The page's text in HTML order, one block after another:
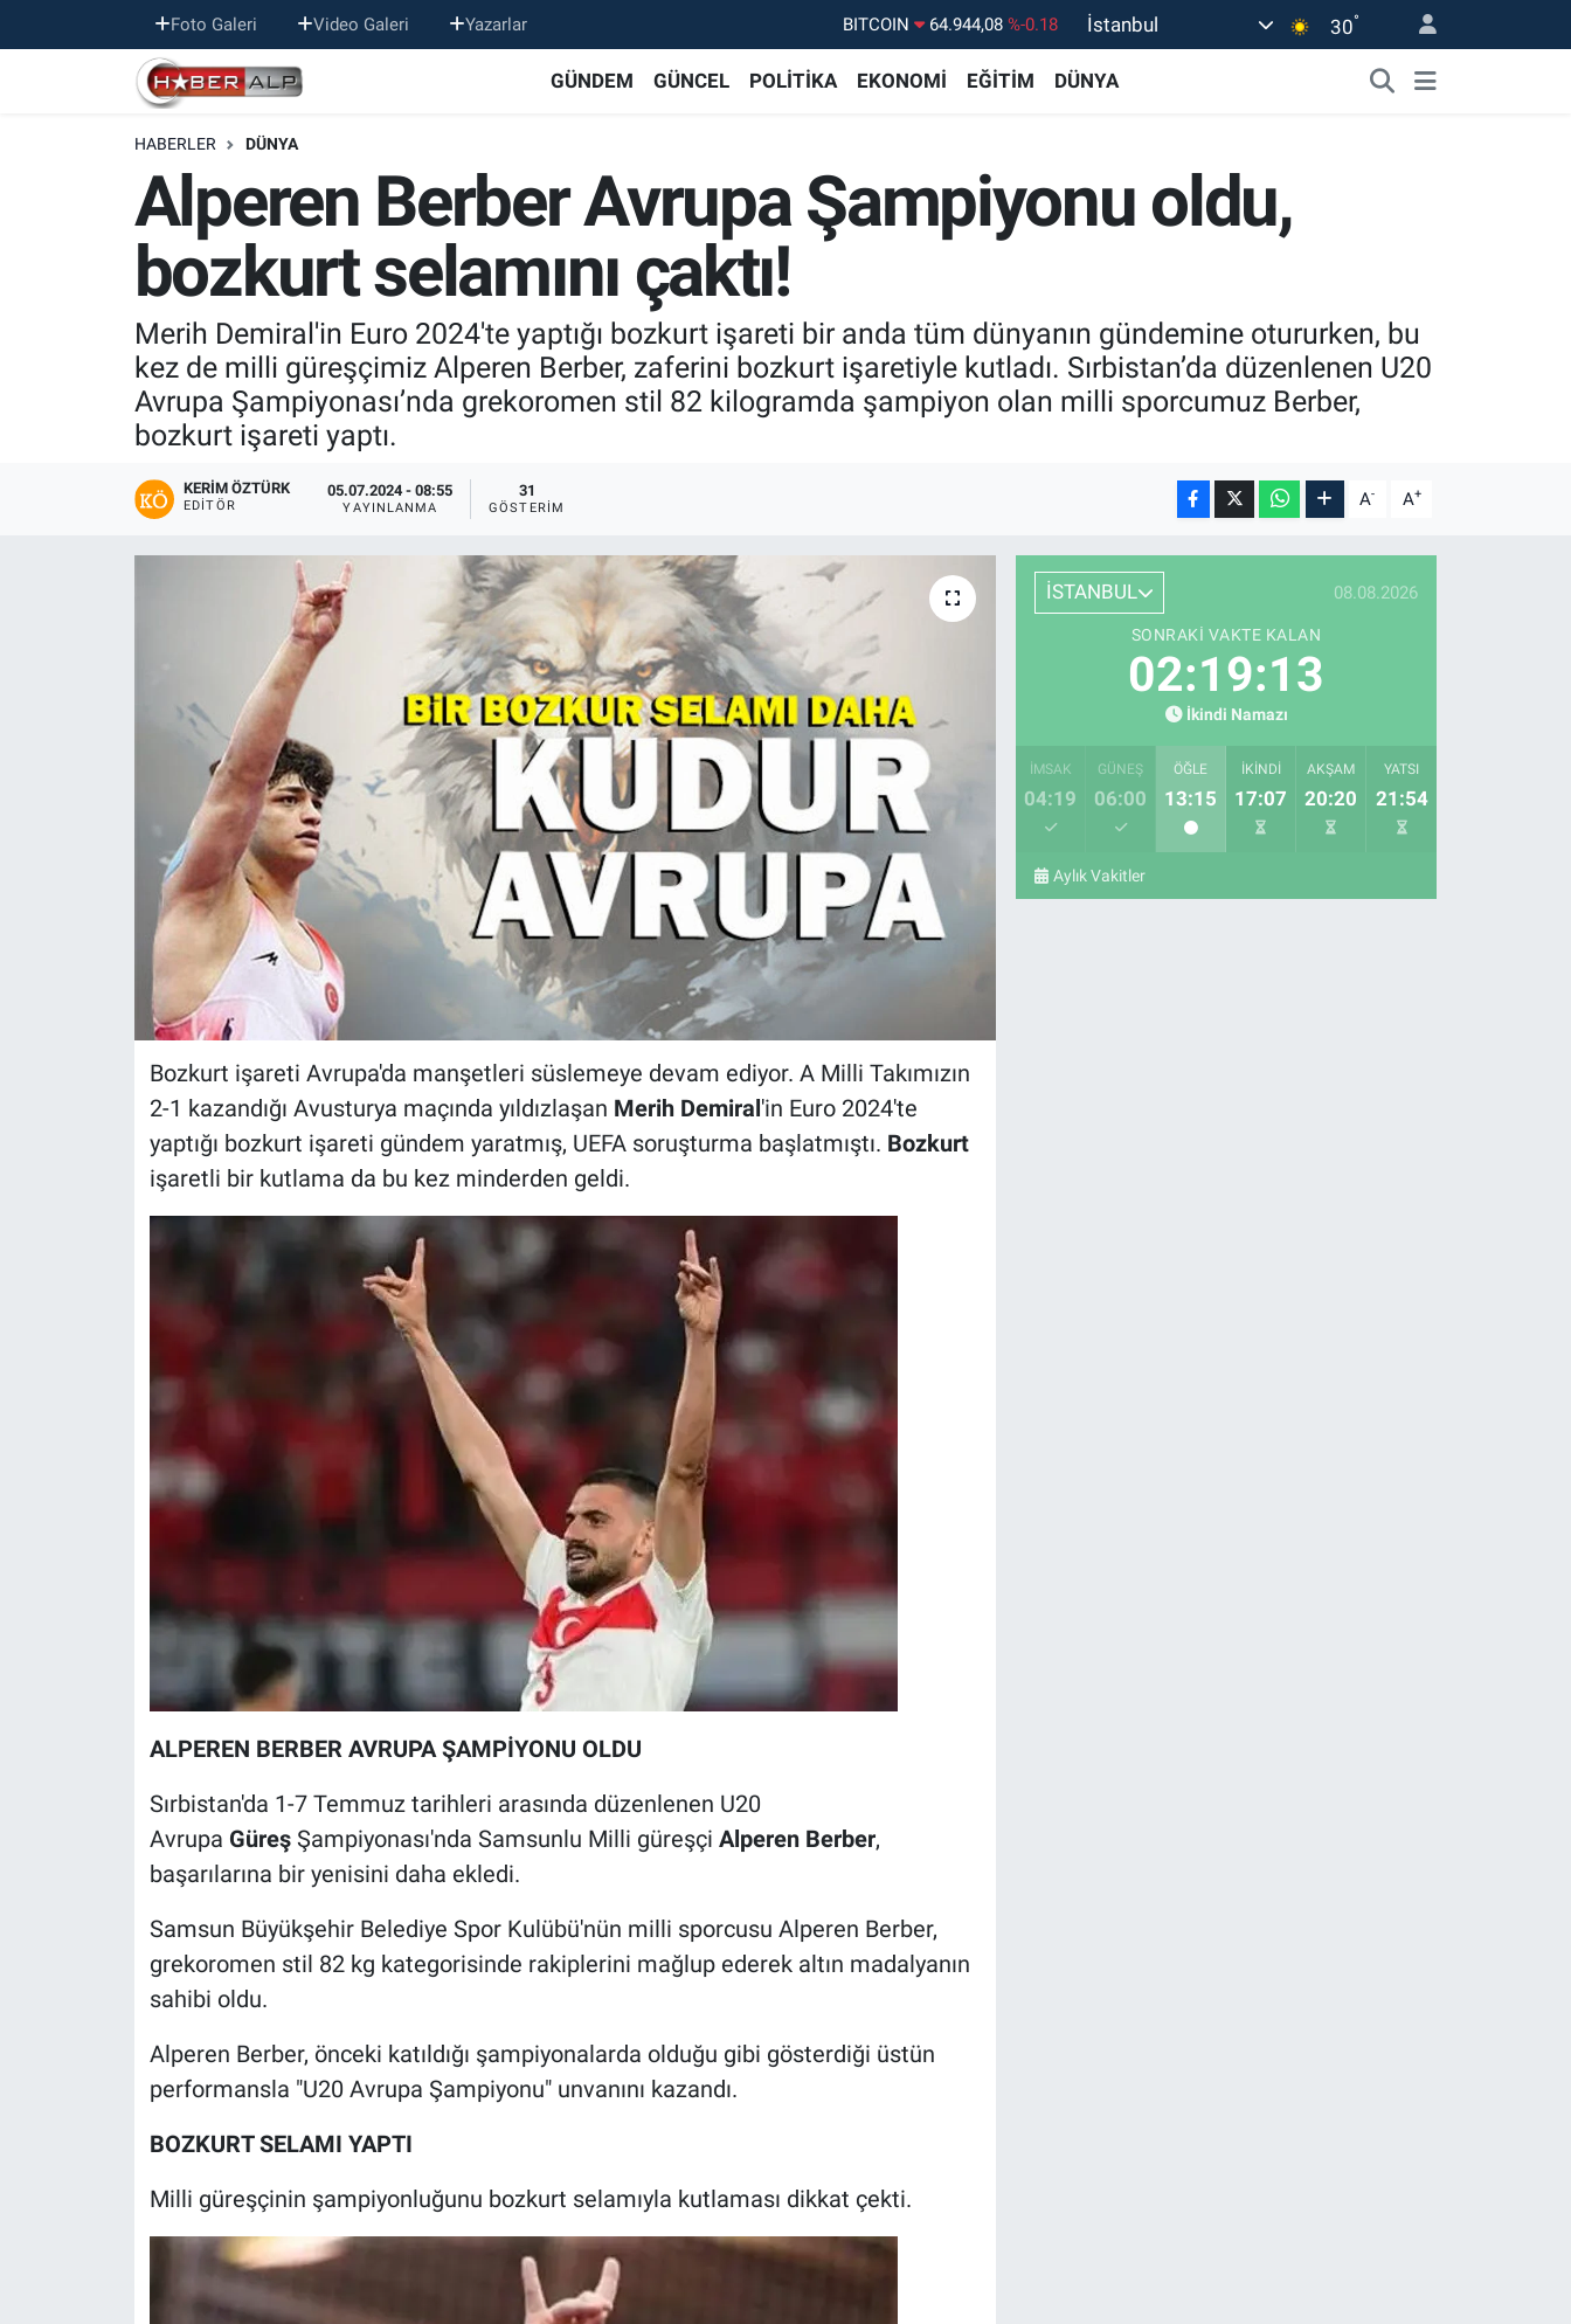
Foto Galeri Video Galeri Yazarlar DOLAR 47,7436 %0.18
55,2510
%0.32
BİST100
13.779 %-14
64.944,08 %-0.18
İstanbul 30°
GÜNDEM GÜNCEL POLİTİKA EKONOMİ EĞİTİM DÜNYA
HABERLER DÜNYA
Alperen Berber Avrupa Şampiyonu oldu,
bozkurt selamını çaktı!
Merih Demiral'in Euro 2024'te yaptığı bozkurt işareti bir anda tüm dünyanın gündemine otururken, bu
kez de milli güreşçimiz Alperen Berber, zaferini bozkurt işaretiyle kutladı. Sırbistan’da düzenlenen U20
Avrupa Şampiyonası’nda grekoromen stil 82 kilogramda şampiyon olan milli sporcumuz Berber,
bozkurt işareti yaptı.
KERIM ÖZTÜRK
EDITÖR
05.07.2024 - 08:55
YAYINLANMA
31
GÖSTERIM A- A+
Bozkurt işareti Avrupa'da manşetleri süslemeye devam ediyor. A Milli Takımızın
2-1 kazandığı Avusturya maçında yıldızlaşan Merih Demiral'in Euro 2024'te
yaptığı bozkurt işareti gündem yaratmış, UEFA soruşturma başlatmıştı. Bozkurt
işaretli bir kutlama da bu kez minderden geldi.
ALPEREN BERBER AVRUPA ŞAMPİYONU OLDU
Sırbistan'da 1-7 Temmuz tarihleri arasında düzenlenen U20
Avrupa GüreşŞampiyonası'nda Samsunlu Milli güreşçi Alperen Berber,
başarılarına bir yenisini daha ekledi.
Samsun Büyükşehir Belediye Spor Kulübü'nün milli sporcusu Alperen Berber,
grekoromen stil 82 kg kategorisinde rakiplerini mağlup ederek altın madalyanın
sahibi oldu.
Alperen Berber, önceki katıldığı şampiyonalarda olduğu gibi gösterdiği üstün
performansla "U20 Avrupa Şampiyonu" unvanını kazandı.
BOZKURT SELAMI YAPTI
Milli güreşçinin şampiyonluğunu bozkurt selamıyla kutlaması dikkat çekti.
İSTANBUL 08.08.2026
SONRAKI VAKTE KALAN
02:19:12
İkindi Namazı
İMSAK
04:19
GÜNEŞ
06:00
ÖĞLE
13:15
İKINDI
17:07
AKŞAM
20:20
YATSI
21:54
Aylık Vakitler
Nöbetçi Eczaneler
Hava Durumu
Trafik Durumu
Süper Lig Puan Durumu ve Fikstür
Tüm Manşetler
Son Dakika Haberleri
Haber Arşivi